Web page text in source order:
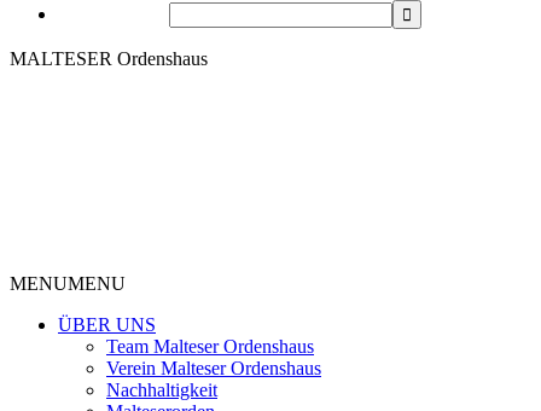
MALTESER Ordenshaus
MENUMENU
ÜBER UNS
Team Malteser Ordenshaus
Verein Malteser Ordenshaus
Nachhaltigkeit